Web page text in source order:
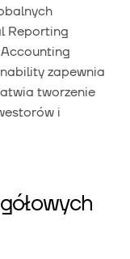
Reporting
zapewnia
tworzenie
i